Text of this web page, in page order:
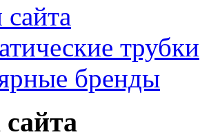
сайта
трубки
бренды